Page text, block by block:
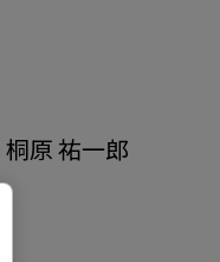
原 祐一郎